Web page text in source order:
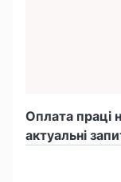
Оплата праці
актуальні